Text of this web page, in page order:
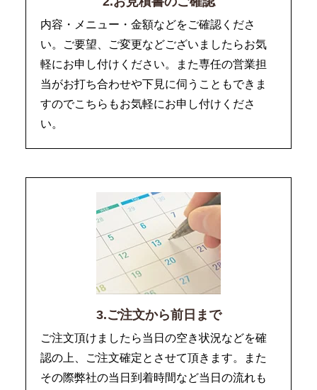
内容・メニュー・金額などをご確認くださ
い。ご要望、ご変更などございましたらお気
軽にお申し付けください。また専任の営業担
当がお打ち合わせや下見に伺うこともできま
すのでこちらもお気軽にお申し付けくださ
い。
3.ご注文から前日まで
ご注文頂けましたら当日の空き状況などを確
認の上、ご注文確定とさせて頂きます。また
その際弊社の当日到着時間など当日の流れも